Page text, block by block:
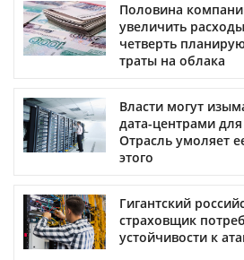
Половина
увеличить
четверть
траты на облака
Власти могут
дата-центрами
Отрасль умоляет
этого
Гигантский
страховщик
устойчивости к